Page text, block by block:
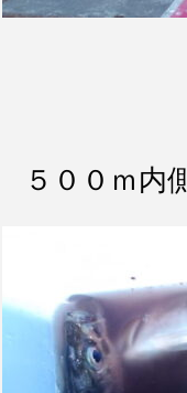
５００ｍ